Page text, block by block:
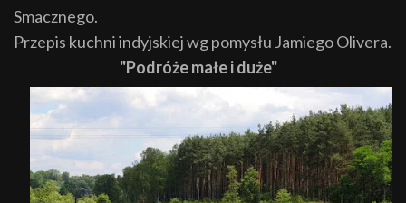
Smacznego.
Przepis kuchni indyjskiej wg pomysłu Jamiego Olivera.
"Podróże małe i duże"